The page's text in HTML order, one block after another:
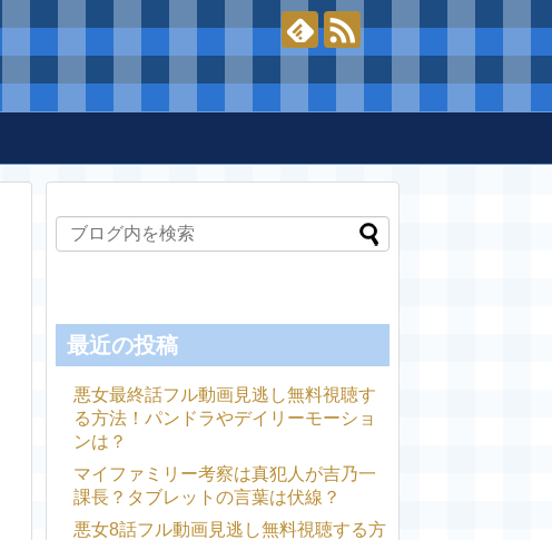
最近の投稿
悪女最終話フル動画見逃し無料視聴す
る方法！パンドラやデイリーモーショ
ンは？
マイファミリー考察は真犯人が吉乃一
課長？タブレットの言葉は伏線？
悪女8話フル動画見逃し無料視聴する方